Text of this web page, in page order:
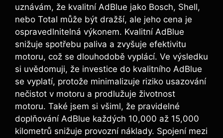
uznávám, že kvalitní AdBlue jako Bosch, Shell,
nebo Total může být dražší, ale jeho cena je
ospravedlnitelná výkonem. Kvalitní AdBlue
snižuje spotřebu paliva a zvyšuje efektivitu
motoru, což se dlouhodobě vyplácí. Ve výsledku
si uvědomuji, že investice do kvalitního AdBlue
se vyplatí, protože minimalizuje riziko usazování
nečistot v motoru a prodlužuje životnost
motoru. Také jsem si všiml, že pravidelné
doplňování AdBlue každých 10,000 až 15,000
kilometrů snižuje provozní náklady. Spojení mezi